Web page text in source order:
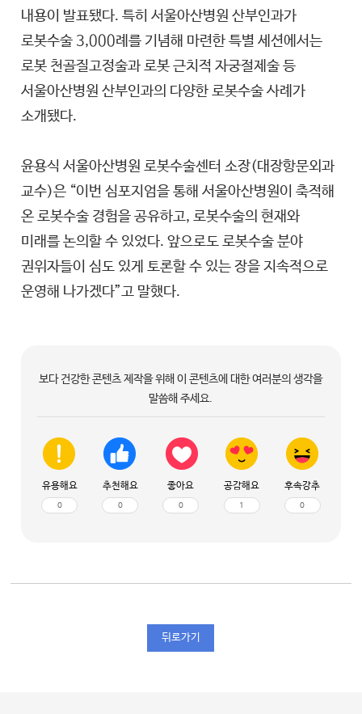
내용이 발표됐다. 특히 서울아산병원 산부인과가
로봇수술 3,000례를 기념해 마련한 특별 세션에서는
로봇 천골질고정술과 로봇 근치적 자궁절제술 등
서울아산병원 산부인과의 다양한 로봇수술 사례가
소개됐다.
윤용식 서울아산병원 로봇수술센터 소장(대장항문외과
교수)은 “이번 심포지엄을 통해 서울아산병원이 축적해
온 로봇수술 경험을 공유하고, 로봇수술의 현재와
미래를 논의할 수 있었다. 앞으로도 로봇수술 분야
권위자들이 심도 있게 토론할 수 있는 장을 지속적으로
운영해 나가겠다”고 말했다.
보다 건강한 콘텐츠 제작을 위해 이 콘텐츠에 대한 여러분의 생각을
말씀해 주세요.
유용해요
0
추천해요
0
좋아요
0
공감해요
1
후속강추
0
뒤로가기